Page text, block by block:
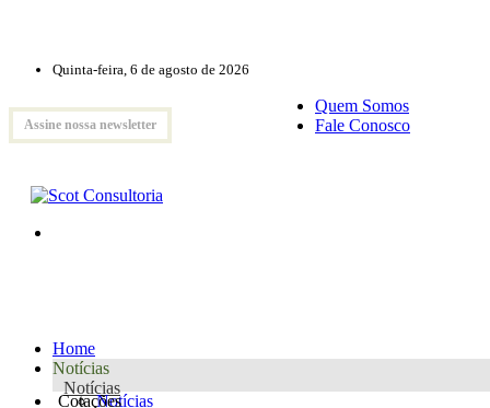
Quinta-feira, 6 de agosto de 2026
Assine nossa newsletter
Quem Somos
Fale Conosco
Home
Notícias
Notícias
Notícias
Cotações